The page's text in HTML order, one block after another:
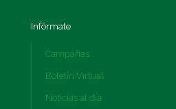
Infórmate
Campañas
Boletín Virtual
Noticias al día